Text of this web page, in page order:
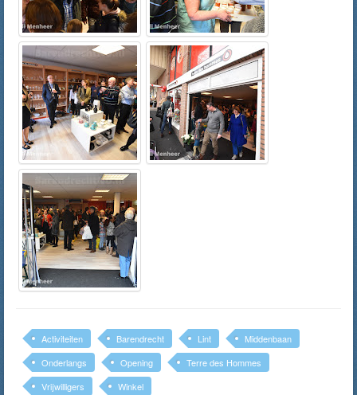
Activiteiten Barendrecht Lint
Middenbaan
Onderlangs
Opening
Terre des Hommes
Vrijwilligers
Winkel